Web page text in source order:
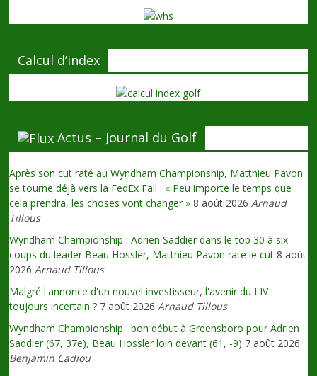
Calcul d’index
Actus – Journal du Golf
Après son cut raté au Wyndham Championship, Matthieu Pavon
se tourne déjà vers la FedEx Fall : « Peu importe le temps que
cela prendra, les choses vont changer » 8 août 2026 Arnaud
Tillous
Wyndham Championship : Adrien Saddier dans le top 30 à six
coups du leader Beau Hossler, Matthieu Pavon rate le cut 8 août
2026 Arnaud Tillous
Malgré l'annonce d'un nouvel investisseur, l'avenir du LIV
toujours incertain ? 7 août 2026 Arnaud Tillous
Wyndham Championship : bon début à Greensboro pour Adrien
Saddier (67, 37e), Beau Hossler loin devant (61, -9) 7 août 2026
Benjamin Cadiou